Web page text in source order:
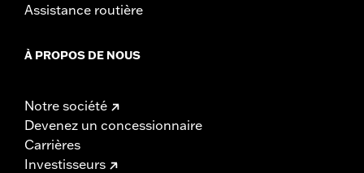
Assistance routière
À PROPOS DE NOUS
Notre société
Devenez un concessionnaire
Carrières
Investisseurs